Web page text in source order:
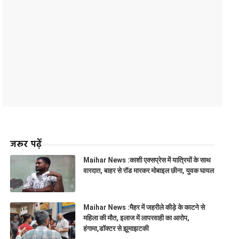
जरूर पढ़ें
Maihar News :काशी एक्सप्रेस में यात्रियों के साथ
वारदात, बाहर से रॉड मारकर मोबाइल छीना, युवक घायल
Maihar News :मैहर में जहरीले कीड़े के काटने से
महिला की मौत, इलाज में लापरवाही का आरोप,
हंगामा,डॉक्टर से झूमाझटकी